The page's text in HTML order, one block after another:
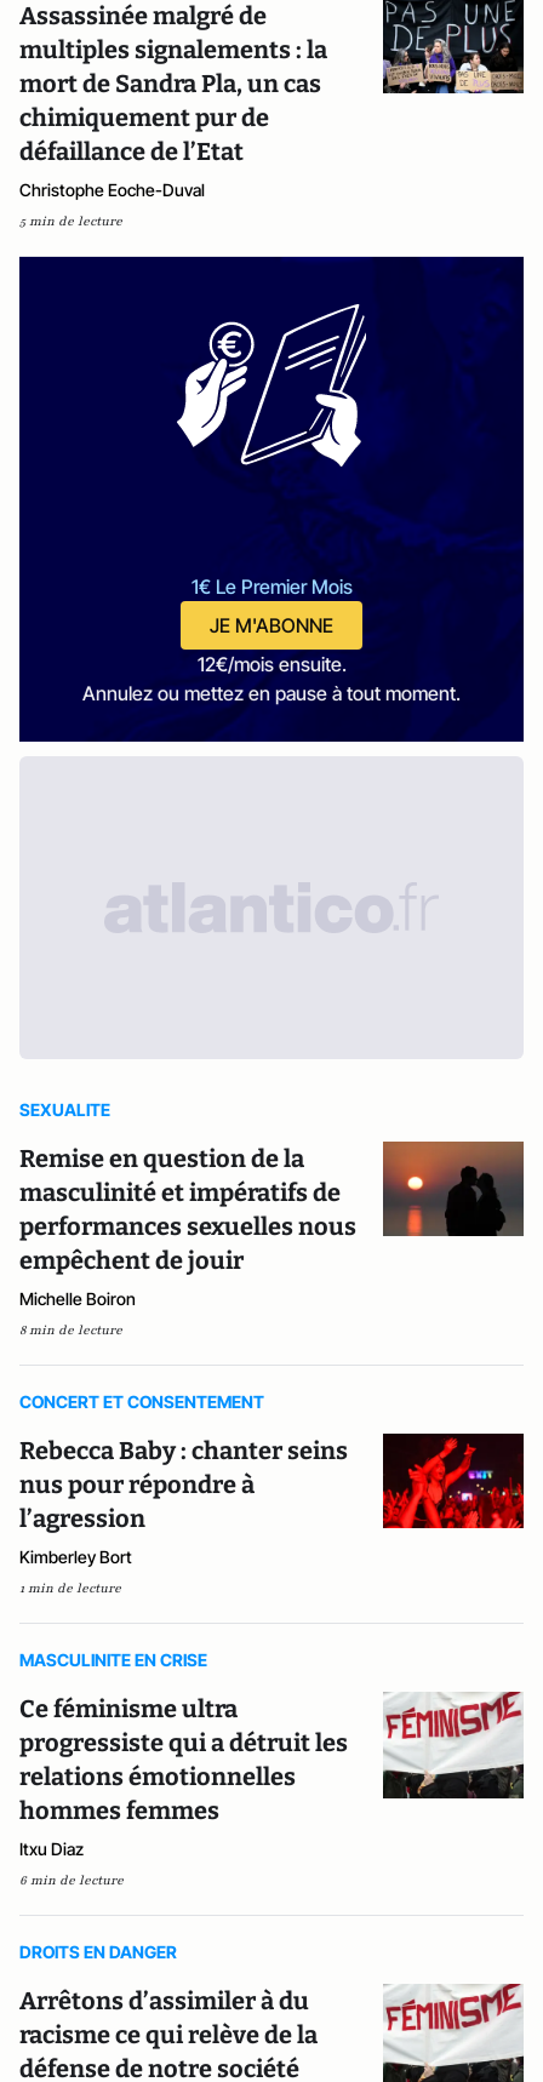
Assassinée malgré de
multiples signalements : la
mort de Sandra Pla, un cas
chimiquement pur de
défaillance de l’Etat
Christophe Eoche-Duval
5 min de lecture
1€ Le Premier Mois
JE M'ABONNE
12€/mois ensuite.
Annulez ou mettez en pause à tout moment.
SEXUALITE
Remise en question de la
masculinité et impératifs de
performances sexuelles nous
empêchent de jouir
Michelle Boiron
8 min de lecture
CONCERT ET CONSENTEMENT
Rebecca Baby : chanter seins
nus pour répondre à
l’agression
Kimberley Bort
1 min de lecture
MASCULINITE EN CRISE
Ce féminisme ultra
progressiste qui a détruit les
relations émotionnelles
hommes femmes
Itxu Diaz
6 min de lecture
DROITS EN DANGER
Arrêtons d’assimiler à du
racisme ce qui relève de la
défense de notre société